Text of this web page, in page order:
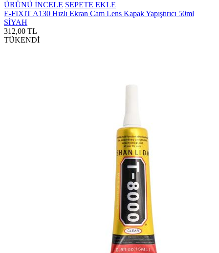
ÜRÜNÜ İNCELE SEPETE EKLE
E-FIXIT A130 Hızlı Ekran Cam Lens Kapak Yapıştırıcı 50ml
SİYAH
312,00 TL
TÜKENDİ